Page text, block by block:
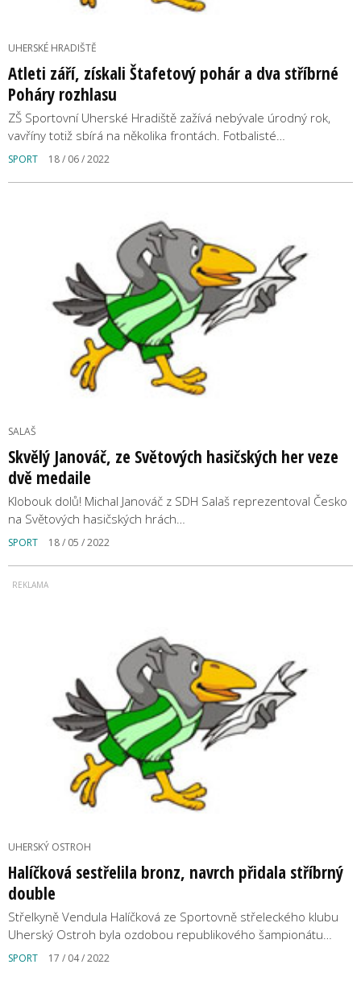
UHERSKÉ HRADIŠTĚ
Atleti září, získali Štafetový pohár a dva stříbrné
Poháry rozhlasu
ZŠ Sportovní Uherské Hradiště zažívá nebývale úrodný rok,
vavříny totiž sbírá na několika frontách. Fotbalisté…
SPORT 18 / 06 / 2022
SALAŠ
Skvělý Janováč, ze Světových hasičských her veze
dvě medaile
Klobouk dolů! Michal Janováč z SDH Salaš reprezentoval Česko
na Světových hasičských hrách…
SPORT 18 / 05 / 2022
UHERSKÝ OSTROH
Halíčková sestřelila bronz, navrch přidala stříbrný
double
Střelkyně Vendula Halíčková ze Sportovně střeleckého klubu
Uherský Ostroh byla ozdobou republikového šampionátu…
SPORT 17 / 04 / 2022